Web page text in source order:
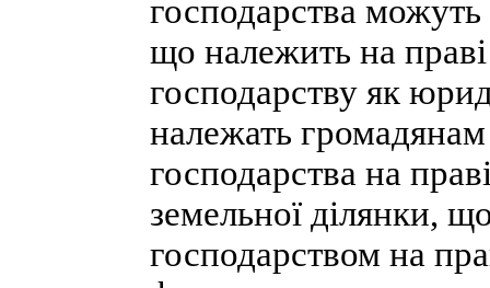
господарства можуть
що належить на
господарству як
належать
господарства на
земельної ділянки,
господарством на